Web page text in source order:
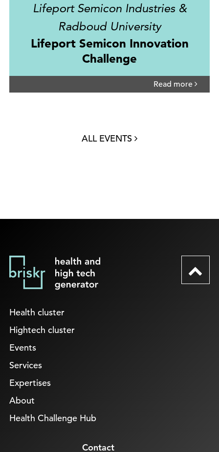
Lifeport Semicon Industries &
Radboud University
Lifeport Semicon Innovation
Challenge
Read more
ALL EVENTS
Health cluster
Hightech cluster
Events
Services
Expertises
About
Health Challenge Hub
Contact